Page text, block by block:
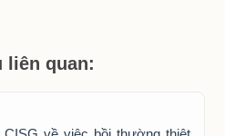
liên quan: